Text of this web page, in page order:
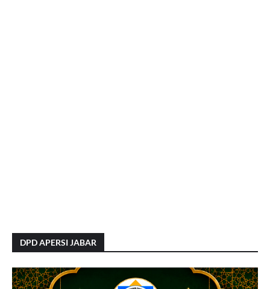
DPD APERSI JABAR